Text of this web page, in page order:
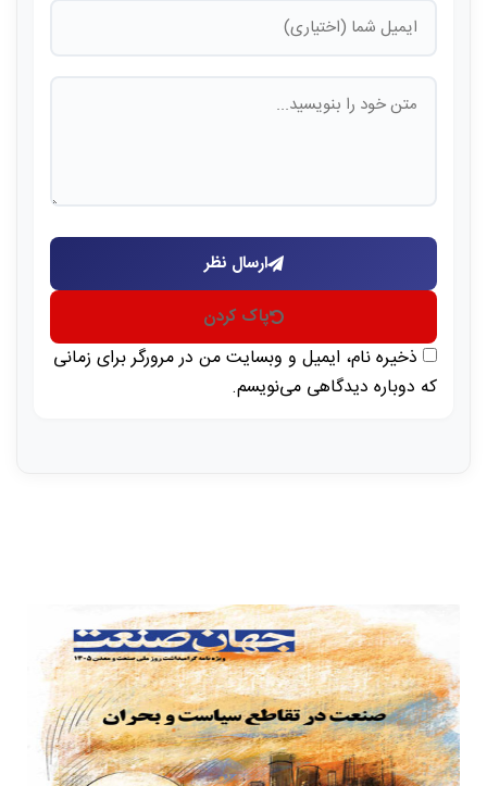
ارسال نظر
پاک کردن
ذخیره نام، ایمیل و وبسایت من در مرورگر برای زمانی
که دوباره دیدگاهی می‌نویسم.